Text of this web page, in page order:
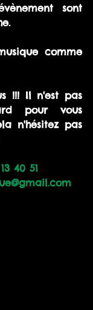
sont
comme
!!! Il n'est pas
pour vous
n'hésitez pas
40 51